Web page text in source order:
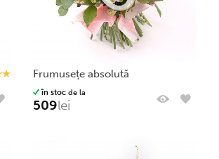
frumusețe absolută
în stocde la
509lei